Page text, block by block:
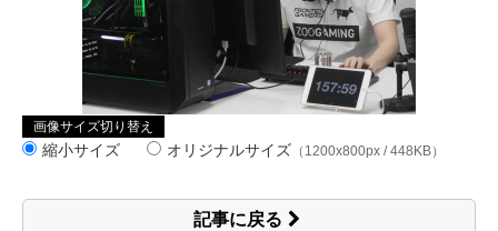
画像サイズ切り替え
縮小サイズ オリジナルサイズ （1200x800px / 448KB）
記事に戻る